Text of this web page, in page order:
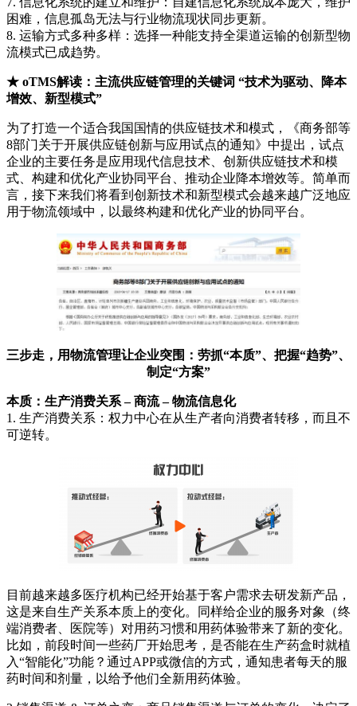
困难，信息孤岛无法与行业物流现状同步更新。
8. 运输方式多种多样：选择一种能支持全渠道运输的创新型物
流模式已成趋势。
★ oTMS解读：主流供应链管理的关键词 “技术为驱动、降本
增效、新型模式”
为了打造一个适合我国国情的供应链技术和模式，《商务部等
8部门关于开展供应链创新与应用试点的通知》中提出，试点
企业的主要任务是应用现代信息技术、创新供应链技术和模
式、构建和优化产业协同平台、推动企业降本增效等。简单而
言，接下来我们将看到创新技术和新型模式会越来越广泛地应
用于物流领域中，以最终构建和优化产业的协同平台。
三步走，用物流管理让企业突围：劳抓“本质”、把握“趋势”、
制定“方案”
本质：生产消费关系 – 商流 – 物流信息化
1. 生产消费关系：权力中心在从生产者向消费者转移，而且不
可逆转。
目前越来越多医疗机构已经开始基于客户需求去研发新产品，
这是来自生产关系本质上的变化。同样给企业的服务对象（终
端消费者、医院等）对用药习惯和用药体验带来了新的变化。
比如，前段时间一些药厂开始思考，是否能在生产药盒时就植
入“智能化”功能？通过APP或微信的方式，通知患者每天的服
药时间和剂量，以给予他们全新用药体验。